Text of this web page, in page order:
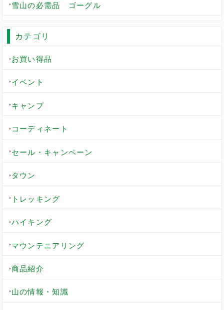
雪山の必需品 ゴーグル
カテゴリ
お買い得品
イベント
キャンプ
コーディネート
セール・キャンペーン
タウン
トレッキング
ハイキング
マウンテニアリング
商品紹介
山の情報・知識